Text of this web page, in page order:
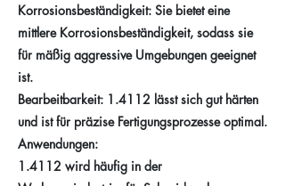
Korrosionsbeständigkeit: Sie bietet eine
mittlere Korrosionsbeständigkeit, sodass sie
für mäßig aggressive Umgebungen geeignet
ist.
Bearbeitbarkeit: 1.4112 lässt sich gut härten
und ist für präzise Fertigungsprozesse optimal.
Anwendungen:
1.4112 wird häufig in der